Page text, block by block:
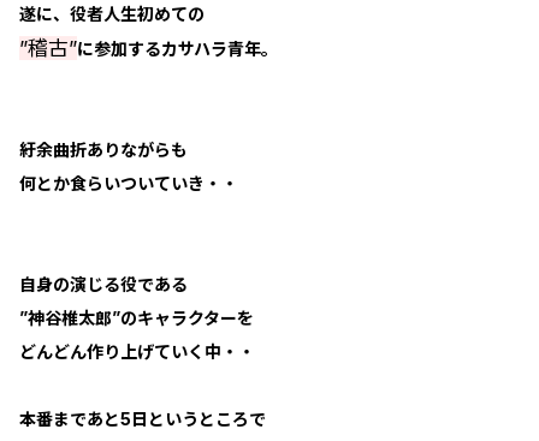
遂に、役者人生初めての
”稽古”に参加するカサハラ青年。
紆余曲折ありながらも
何とか食らいついていき・・
自身の演じる役である
”神谷椎太郎”のキャラクターを
どんどん作り上げていく中・・
本番まであと5日というところで